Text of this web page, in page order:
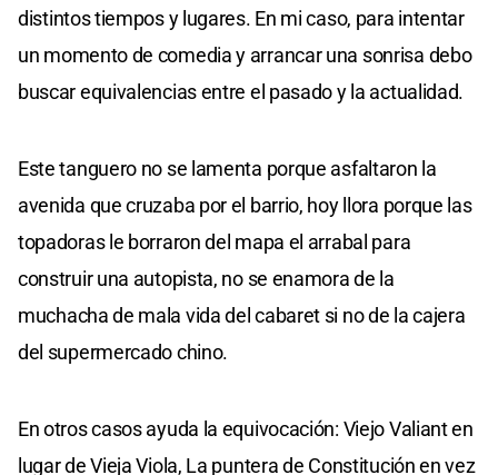
distintos tiempos y lugares. En mi caso, para intentar
un momento de comedia y arrancar una sonrisa debo
buscar equivalencias entre el pasado y la actualidad.
Este tanguero no se lamenta porque asfaltaron la
avenida que cruzaba por el barrio, hoy llora porque las
topadoras le borraron del mapa el arrabal para
construir una autopista, no se enamora de la
muchacha de mala vida del cabaret si no de la cajera
del supermercado chino.
En otros casos ayuda la equivocación: Viejo Valiant en
lugar de Vieja Viola, La puntera de Constitución en vez